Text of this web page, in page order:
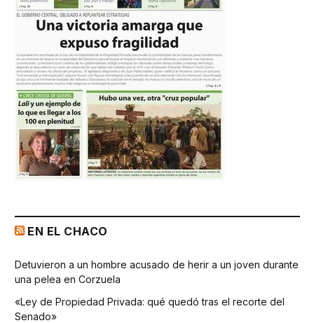
EN EL CHACO
Detuvieron a un hombre acusado de herir a un joven durante
una pelea en Corzuela
«Ley de Propiedad Privada: qué quedó tras el recorte del
Senado»